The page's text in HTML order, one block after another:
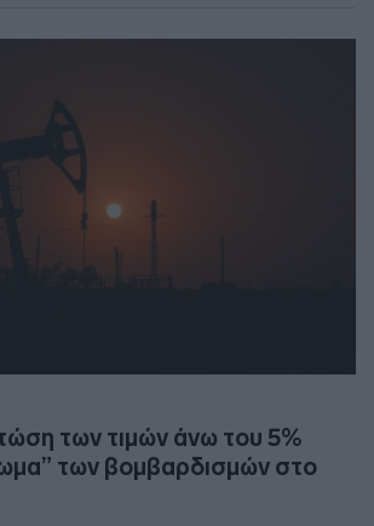
των τιμών άνω του 5%
των βομβαρδισμών στο